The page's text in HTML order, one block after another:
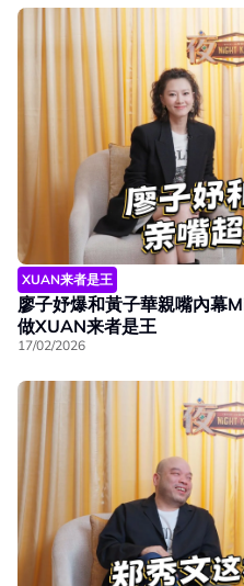
XUAN来者是王
廖子妤爆和黃子華親嘴內幕
做XUAN来者是王
17/02/2026